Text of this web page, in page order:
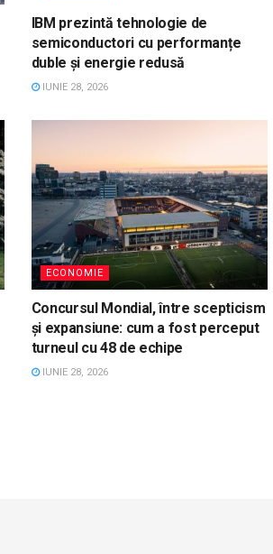
IBM prezintă tehnologie de
semiconductori cu performanțe
duble și energie redusă
IUNIE 28, 2026
ECONOMIE
Concursul Mondial, între scepticism
și expansiune: cum a fost perceput
turneul cu 48 de echipe
IUNIE 28, 2026